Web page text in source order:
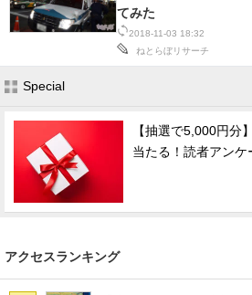
メディア
注目記事を集めた総合ページ
スマホと通信の最新トレンド
進化するPCとデバイスの未来
好きが集まる 比べて選べる
ビジネスと働き方のヒント
2018-11-03 18:32
ねとらぼリサーチ
てみた
Special
【抽選で5,000円分
当たる！読者アンケ
アクセスランキング